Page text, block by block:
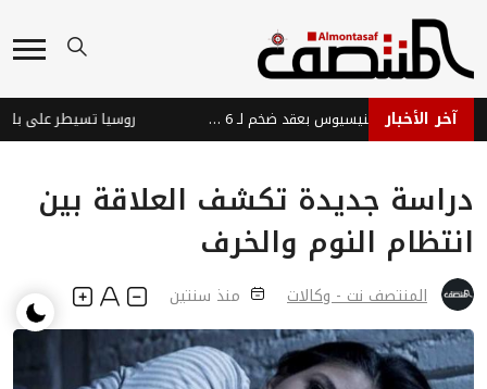
آخر الأخبار ريال مدريد يؤمّن مستقبل فينيسيوس بعقد ضخم لـ 6 سنوات
دراسة جديدة تكشف العلاقة بين
انتظام النوم والخرف
المنتصف نت - وكالات منذ سنتين